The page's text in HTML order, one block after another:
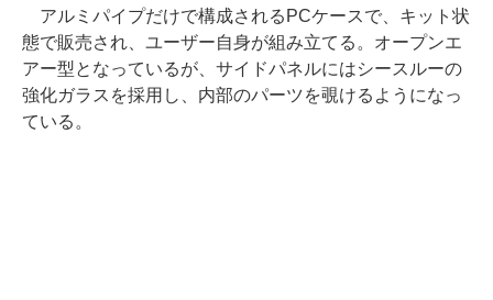
アルミパイプだけで構成されるPCケースで、キット状
態で販売され、ユーザー自身が組み立てる。オープンエ
アー型となっているが、サイドパネルにはシースルーの
強化ガラスを採用し、内部のパーツを覗けるようになっ
ている。